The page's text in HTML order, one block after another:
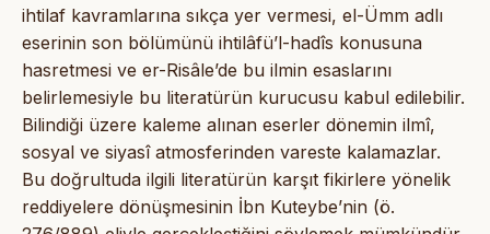
ihtilaf kavramlarına sıkça yer vermesi, el-Ümm adlı
eserinin son bölümünü ihtilâfü’l-hadîs konusuna
hasretmesi ve er-Risâle’de bu ilmin esaslarını
belirlemesiyle bu literatürün kurucusu kabul edilebilir.
Bilindiği üzere kaleme alınan eserler dönemin ilmî,
sosyal ve siyasî atmosferinden vareste kalamazlar.
Bu doğrultuda ilgili literatürün karşıt fikirlere yönelik
reddiyelere dönüşmesinin İbn Kuteybe’nin (ö.